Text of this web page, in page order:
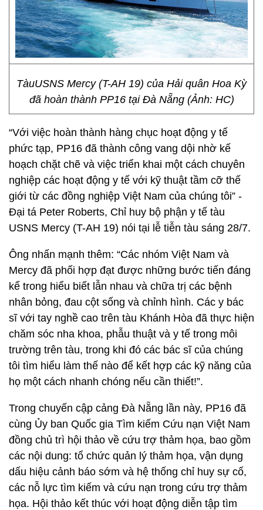
TàuUSNS Mercy (T-AH 19) của Hải quân Hoa Kỳ
đã hoàn thành PP16 tại Đà Nẵng (Ảnh: HC)
“Với việc hoàn thành hàng chục hoạt động y tế
phức tạp, PP16 đã thành công vang dội nhờ kế
hoạch chặt chẽ và việc triển khai một cách chuyên
nghiệp các hoạt động y tế với kỹ thuật tầm cỡ thế
giới từ các đồng nghiệp Việt Nam của chúng tôi” -
Đại tá Peter Roberts, Chỉ huy bộ phận y tế tàu
USNS Mercy (T-AH 19) nói tại lễ tiễn tàu sáng 28/7.
Ông nhấn mạnh thêm: “Các nhóm Việt Nam và
Mercy đã phối hợp đạt được những bước tiến đáng
kể trong hiểu biết lẫn nhau và chữa trị các bệnh
nhân bỏng, đau cột sống và chỉnh hình. Các y bác
sĩ với tay nghề cao trên tàu Khánh Hòa đã thực hiện
chăm sóc nha khoa, phẫu thuật và y tế trong môi
trường trên tàu, trong khi đó các bác sĩ của chúng
tôi tìm hiểu làm thế nào để kết hợp các kỹ năng của
họ một cách nhanh chóng nếu cần thiết!”.
Trong chuyến cập cảng Đà Nẵng lần này, PP16 đã
cùng Ủy ban Quốc gia Tìm kiếm Cứu nạn Việt Nam
đồng chủ trì hội thảo về cứu trợ thảm họa, bao gồm
các nội dung: tổ chức quản lý thảm họa, vận dụng
dấu hiệu cảnh báo sớm và hệ thống chỉ huy sự cố,
các nỗ lực tìm kiếm và cứu nạn trong cứu trợ thảm
họa. Hội thảo kết thúc với hoạt động diễn tập tìm